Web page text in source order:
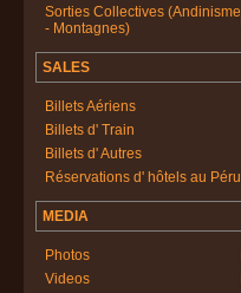
Sorties Collectives (Andinisme
- Montagnes)
SALES
Billets Aériens
Billets d' Train
Billets d' Autres
Réservations d' hôtels au Péru
MEDIA
Photos
Videos